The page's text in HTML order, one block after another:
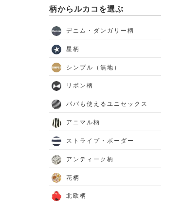
柄からルカコを選ぶ
デニム・ダンガリー柄
星柄
シンプル（無地）
リボン柄
パパも使えるユニセックス
アニマル柄
ストライプ・ボーダー
アンティーク柄
花柄
北欧柄